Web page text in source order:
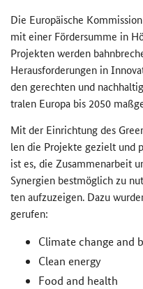
Die Eu­ro­päi­sche
mit einer För­der­sum­me in
Pro­jek­ten wer­den
Her­aus­for­de­run­gen in
den ge­rech­ten und
tra­len Eu­ro­pa bis 2050
Mit der Ein­rich­tung des
len die Pro­jek­te ge­zielt und
ist es, die Zu­sam­men­ar­beit
Syn­er­gien best­mög­lich zu
ten auf­zu­zei­gen. Dazu
ge­ru­fen:
Climate change and
Clean energy
Food and health